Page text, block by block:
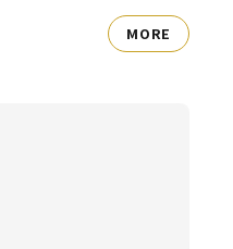
MORE